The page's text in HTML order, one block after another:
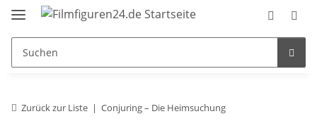
Zurück zur Liste Conjuring – Die Heimsuchung